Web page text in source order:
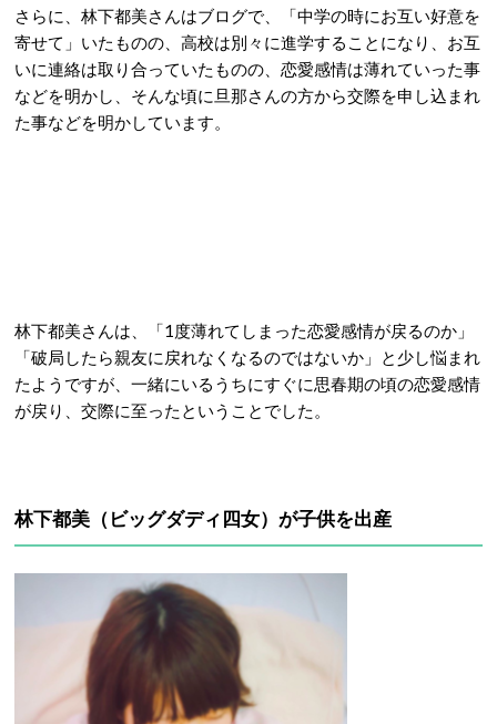
さらに、林下都美さんはブログで、「中学の時にお互い好意を
寄せて」いたものの、高校は別々に進学することになり、お互
いに連絡は取り合っていたものの、恋愛感情は薄れていった事
などを明かし、そんな頃に旦那さんの方から交際を申し込まれ
た事などを明かしています。
林下都美さんは、「1度薄れてしまった恋愛感情が戻るのか」
「破局したら親友に戻れなくなるのではないか」と少し悩まれ
たようですが、一緒にいるうちにすぐに思春期の頃の恋愛感情
が戻り、交際に至ったということでした。
林下都美（ビッグダディ四女）が子供を出産